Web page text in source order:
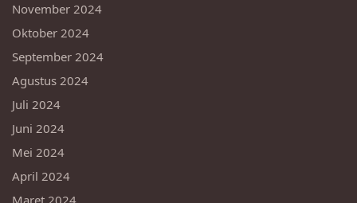
November 2024
Oktober 2024
September 2024
Agustus 2024
Juli 2024
Juni 2024
Mei 2024
April 2024